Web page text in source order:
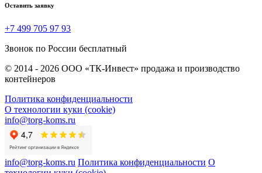
Оставить заявку
+7 499 705 97 93
Звонок по России бесплатный
© 2014 - 2026 ООО «ТК-Инвест» продажа и производство
контейнеров
Политика конфиденциальности
О технологии куки (cookie)
info@torg-koms.ru
info@torg-koms.ru Политика конфиденциальности О